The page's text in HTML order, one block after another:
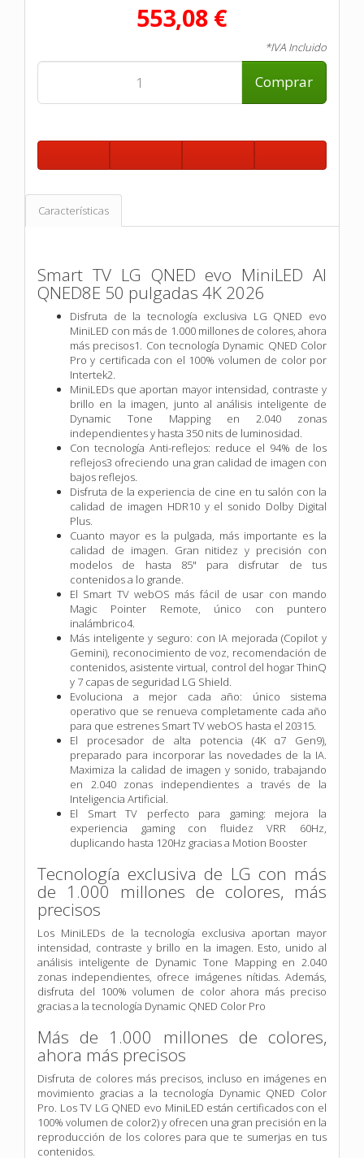
553,08 €
*IVA Incluido
Comprar
Características
Smart TV LG QNED evo MiniLED AI
QNED8E 50 pulgadas 4K 2026
Disfruta de la tecnología exclusiva LG QNED evo
MiniLED con más de 1.000 millones de colores, ahora
más precisos1. Con tecnología Dynamic QNED Color
Pro y certificada con el 100% volumen de color por
Intertek2.
MiniLEDs que aportan mayor intensidad, contraste y
brillo en la imagen, junto al análisis inteligente de
Dynamic Tone Mapping en 2.040 zonas
independientes y hasta 350 nits de luminosidad.
Con tecnología Anti-reflejos: reduce el 94% de los
reflejos3 ofreciendo una gran calidad de imagen con
bajos reflejos.
Disfruta de la experiencia de cine en tu salón con la
calidad de imagen HDR10 y el sonido Dolby Digital
Plus.
Cuanto mayor es la pulgada, más importante es la
calidad de imagen. Gran nitidez y precisión con
modelos de hasta 85" para disfrutar de tus
contenidos a lo grande.
El Smart TV webOS más fácil de usar con mando
Magic Pointer Remote, único con puntero
inalámbrico4.
Más inteligente y seguro: con IA mejorada (Copilot y
Gemini), reconocimiento de voz, recomendación de
contenidos, asistente virtual, control del hogar ThinQ
y 7 capas de seguridad LG Shield.
Evoluciona a mejor cada año: único sistema
operativo que se renueva completamente cada año
para que estrenes Smart TV webOS hasta el 20315.
El procesador de alta potencia (4K α7 Gen9),
preparado para incorporar las novedades de la IA.
Maximiza la calidad de imagen y sonido, trabajando
en 2.040 zonas independientes a través de la
Inteligencia Artificial.
El Smart TV perfecto para gaming: mejora la
experiencia gaming con fluidez VRR 60Hz,
duplicando hasta 120Hz gracias a Motion Booster
Tecnología exclusiva de LG con más
de 1.000 millones de colores, más
precisos
Los MiniLEDs de la tecnología exclusiva aportan mayor
intensidad, contraste y brillo en la imagen. Esto, unido al
análisis inteligente de Dynamic Tone Mapping en 2.040
zonas independientes, ofrece imágenes nítidas. Además,
disfruta del 100% volumen de color ahora más preciso
gracias a la tecnología Dynamic QNED Color Pro
Más de 1.000 millones de colores,
ahora más precisos
Disfruta de colores más precisos, incluso en imágenes en
movimiento gracias a la tecnología Dynamic QNED Color
Pro. Los TV LG QNED evo MiniLED están certificados con el
100% volumen de color2) y ofrecen una gran precisión en la
reproducción de los colores para que te sumerjas en tus
contenidos.